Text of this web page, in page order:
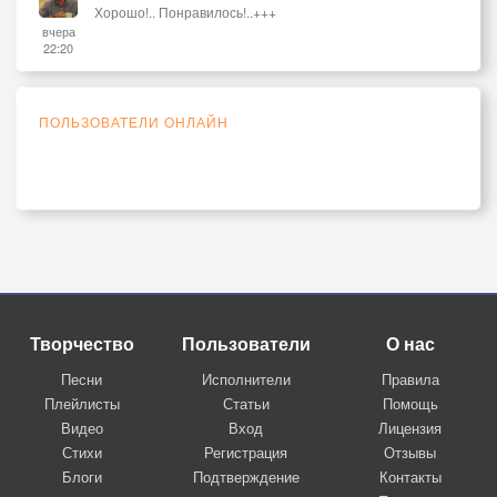
вчера
22:20
Хорошо!.. Понравилось!..+++
ПОЛЬЗОВАТЕЛИ ОНЛАЙН
Творчество
Песни
Плейлисты
Видео
Стихи
Блоги
Пользователи
Исполнители
Статьи
Вход
Регистрация
Подтверждение
О нас
Правила
Помощь
Лицензия
Отзывы
Контакты